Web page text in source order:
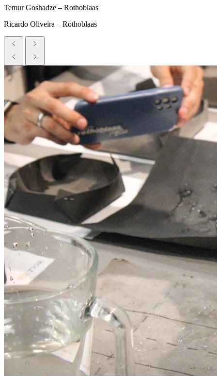
Temur Goshadze – Rothoblaas
Ricardo Oliveira – Rothoblaas